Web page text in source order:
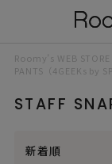
Roomy’s WEB
PANTS（4GEEKs by
STAFF
新着順